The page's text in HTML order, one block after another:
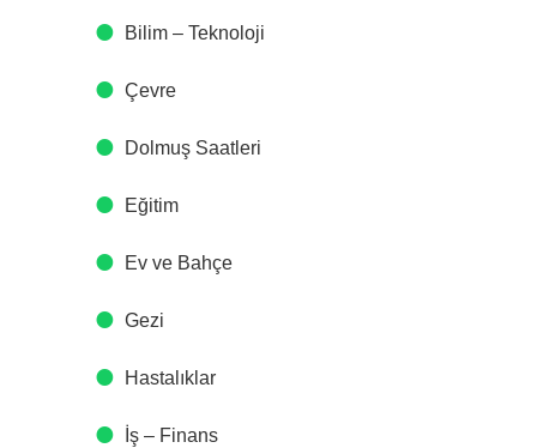
Bilim – Teknoloji
Çevre
Dolmuş Saatleri
Eğitim
Ev ve Bahçe
Gezi
Hastalıklar
İş – Finans